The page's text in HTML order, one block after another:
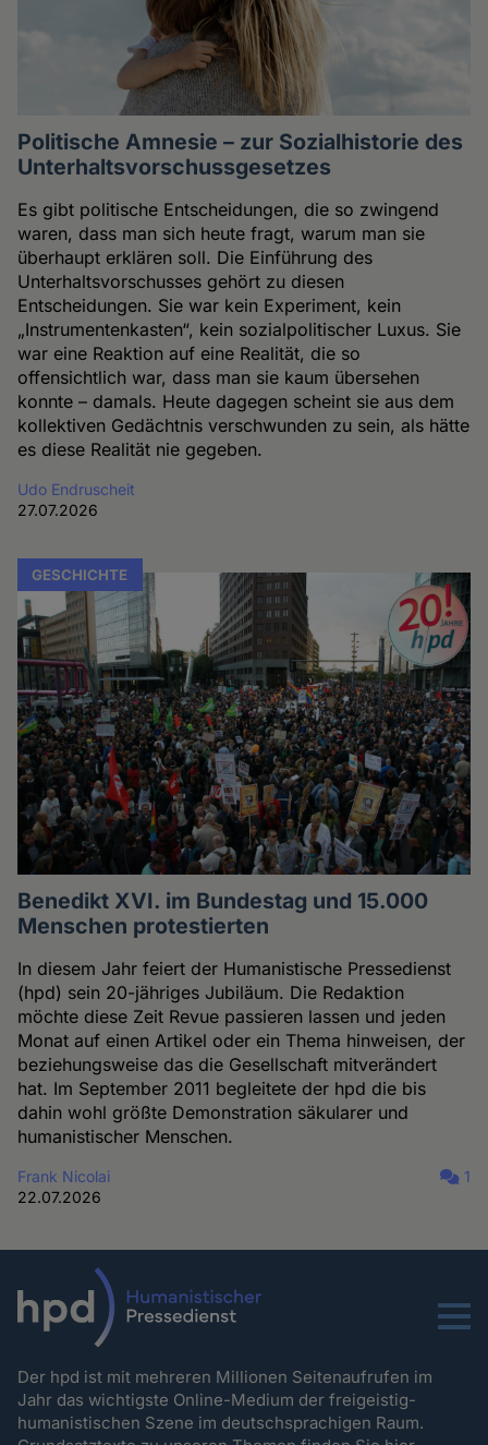
Politische Amnesie – zur Sozialhistorie des
Unterhaltsvorschussgesetzes
Es gibt politische Entscheidungen, die so zwingend
waren, dass man sich heute fragt, warum man sie
überhaupt erklären soll. Die Einführung des
Unterhaltsvorschusses gehört zu diesen
Entscheidungen. Sie war kein Experiment, kein
„Instrumentenkasten“, kein sozialpolitischer Luxus. Sie
war eine Reaktion auf eine Realität, die so
offensichtlich war, dass man sie kaum übersehen
konnte – damals. Heute dagegen scheint sie aus dem
kollektiven Gedächtnis verschwunden zu sein, als hätte
es diese Realität nie gegeben.
Udo Endruscheit
27.07.2026
GESCHICHTE
Benedikt XVI. im Bundestag und 15.000
Menschen protestierten
In diesem Jahr feiert der Humanistische Pressedienst
(hpd) sein 20-jähriges Jubiläum. Die Redaktion
möchte diese Zeit Revue passieren lassen und jeden
Monat auf einen Artikel oder ein Thema hinweisen, der
beziehungsweise das die Gesellschaft mitverändert
hat. Im September 2011 begleitete der hpd die bis
dahin wohl größte Demonstration säkularer und
humanistischer Menschen.
Frank Nicolai
22.07.2026
1
Menu
Der hpd ist mit mehreren Millionen Seitenaufrufen im
Jahr das wichtigste Online-Medium der freigeistig-
humanistischen Szene im deutschsprachigen Raum.